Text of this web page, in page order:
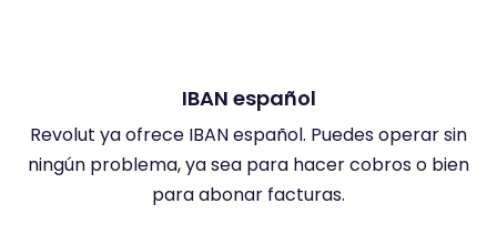
IBAN español
Revolut ya ofrece IBAN español. Puedes operar sin
ningún problema, ya sea para hacer cobros o bien
para abonar facturas.